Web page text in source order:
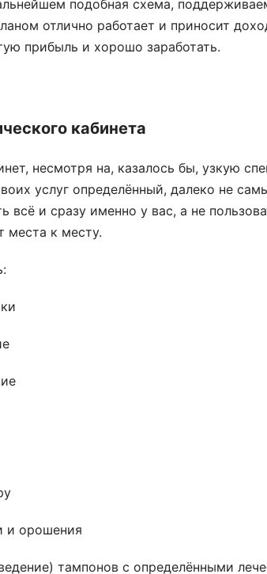
подобная схема,
отлично работает и приносит
прибыль и хорошо заработать.
кабинета
несмотря на, казалось бы, узкую
услуг определённый, далеко не
всё и сразу именно у вас, а не
места к месту.
и орошения
тампонов с определёнными